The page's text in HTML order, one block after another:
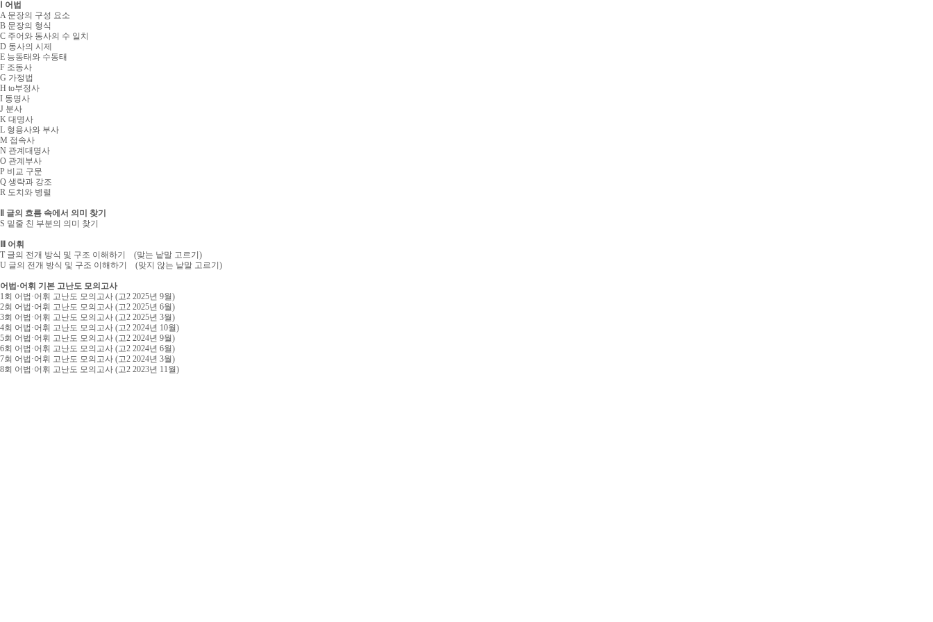
Ⅰ 어법
A 문장의 구성 요소
B 문장의 형식
C 주어와 동사의 수 일치
D 동사의 시제
E 능동태와 수동태
F 조동사
G 가정법
H to부정사
I 동명사
J 분사
K 대명사
L 형용사와 부사
M 접속사
N 관계대명사
O 관계부사
P 비교 구문
Q 생략과 강조
R 도치와 병렬
Ⅱ 글의 흐름 속에서 의미 찾기
S 밑줄 친 부분의 의미 찾기
Ⅲ 어휘
T 글의 전개 방식 및 구조 이해하기 (맞는 낱말 고르기)
U 글의 전개 방식 및 구조 이해하기 (맞지 않는 낱말 고르기)
어법·어휘 기본 고난도 모의고사
1회 어법·어휘 고난도 모의고사 (고2 2025년 9월)
2회 어법·어휘 고난도 모의고사 (고2 2025년 6월)
3회 어법·어휘 고난도 모의고사 (고2 2025년 3월)
4회 어법·어휘 고난도 모의고사 (고2 2024년 10월)
5회 어법·어휘 고난도 모의고사 (고2 2024년 9월)
6회 어법·어휘 고난도 모의고사 (고2 2024년 6월)
7회 어법·어휘 고난도 모의고사 (고2 2024년 3월)
8회 어법·어휘 고난도 모의고사 (고2 2023년 11월)